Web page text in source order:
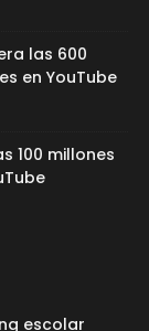
las 600
en YouTube
100 millones
escolar